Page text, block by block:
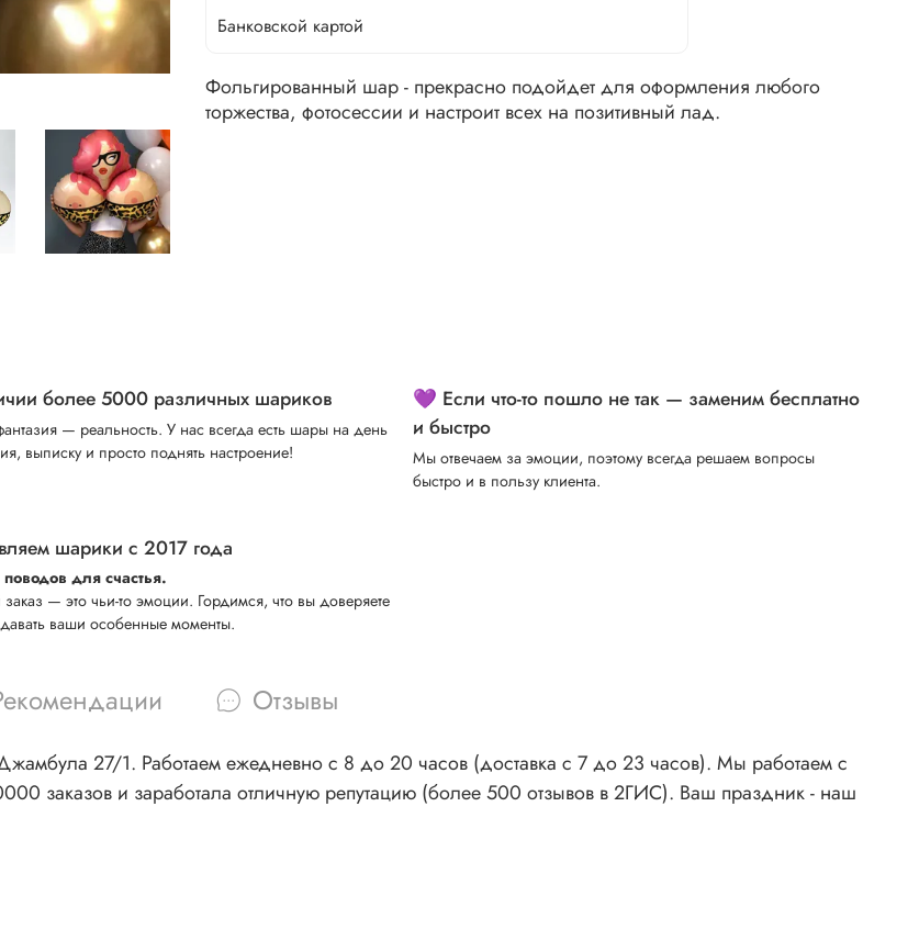
Банковской картой
Фольгированный шар - прекрасно подойдет для оформления любого
торжества, фотосессии и настроит всех на позитивный лад.
более 5000 различных шариков
— реальность. У нас всегда есть шары на день
выписку и просто поднять настроение!
💜 Если что-то пошло не так — заменим бесплатно
и быстро
Мы отвечаем за эмоции, поэтому всегда решаем вопросы
быстро и в пользу клиента.
шарики с 2017 года
для счастья.
— это чьи-то эмоции. Гордимся, что вы доверяете
ваши особенные моменты.
Отзывы
27/1. Работаем ежедневно с 8 до 20 часов (доставка с 7 до 23 часов). Мы работаем с
заказов и заработала отличную репутацию (более 500 отзывов в 2ГИС). Ваш праздник - наш